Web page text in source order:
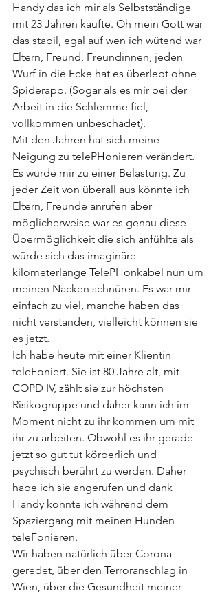
Handy das ich mir als Selbstständige
mit 23 Jahren kaufte. Oh mein Gott war
das stabil, egal auf wen ich wütend war
Eltern, Freund, Freundinnen, jeden
Wurf in die Ecke hat es überlebt ohne
Spiderapp. (Sogar als es mir bei der
Arbeit in die Schlemme fiel,
vollkommen unbeschadet).
Mit den Jahren hat sich meine
Neigung zu telePHonieren verändert.
Es wurde mir zu einer Belastung. Zu
jeder Zeit von überall aus könnte ich
Eltern, Freunde anrufen aber
möglicherweise war es genau diese
Übermöglichkeit die sich anfühlte als
würde sich das imaginäre
kilometerlange TelePHonkabel nun um
meinen Nacken schnüren. Es war mir
einfach zu viel, manche haben das
nicht verstanden, vielleicht können sie
es jetzt.
Ich habe heute mit einer Klientin
teleFoniert. Sie ist 80 Jahre alt, mit
COPD IV, zählt sie zur höchsten
Risikogruppe und daher kann ich im
Moment nicht zu ihr kommen um mit
ihr zu arbeiten. Obwohl es ihr gerade
jetzt so gut tut körperlich und
psychisch berührt zu werden. Daher
habe ich sie angerufen und dank
Handy konnte ich während dem
Spaziergang mit meinen Hunden
teleFonieren.
Wir haben natürlich über Corona
geredet, über den Terroranschlag in
Wien, über die Gesundheit meiner